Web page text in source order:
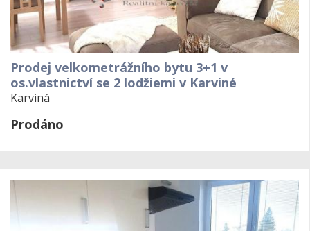
Prodej velkometrážního bytu 3+1 v
os.vlastnictví se 2 lodžiemi v Karviné
Karviná
Prodáno